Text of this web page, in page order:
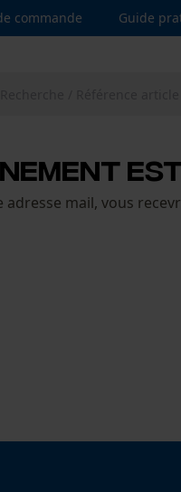
commande Guide
mail, vous